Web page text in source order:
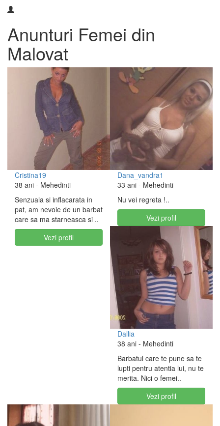
Anunturi Femei din
Malovat
Cristina19
38 ani - Mehedinti
Senzuala si inflacarata in
pat, am nevoie de un barbat
care sa ma starneasca si ..
Vezi profil
Dana_vandra1
33 ani - Mehedinti
Nu vei regreta !..
Vezi profil
Dallia
38 ani - Mehedinti
Barbatul care te pune sa te
lupti pentru atentia lui, nu te
merita. Nici o femei..
Vezi profil